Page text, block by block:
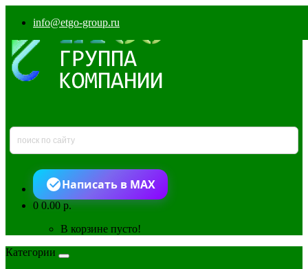
info@etgo-group.ru
Написать в MAX
00.00 р.
В корзине пусто!
Категории